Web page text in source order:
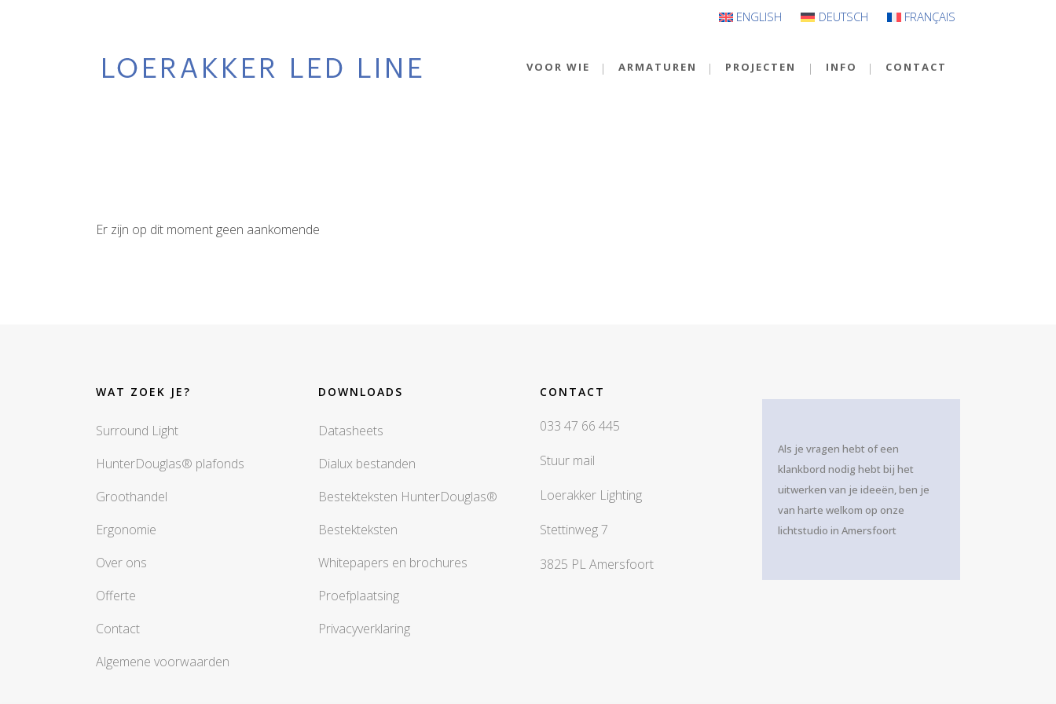
ENGLISH DEUTSCH FRANÇAIS
VOOR WIE ARMATUREN PROJECTEN INFO CONTACT
Er zijn op dit moment geen aankomende
WAT ZOEK JE?
Surround Light
HunterDouglas® plafonds
Groothandel
Ergonomie
Over ons
Offerte
Contact
Algemene voorwaarden
DOWNLOADS
Datasheets
Dialux bestanden
Bestekteksten HunterDouglas®
Bestekteksten
Whitepapers en brochures
Proefplaatsing
Privacyverklaring
CONTACT
033 47 66 445
Stuur mail
Loerakker Lighting
Stettinweg 7
3825 PL Amersfoort
Als je vragen hebt of een
klankbord nodig hebt bij het
uitwerken van je ideeën, ben je
van harte welkom op onze
lichtstudio in Amersfoort